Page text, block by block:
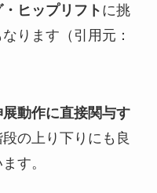
ヒップリフトに挑
ります（引用元：
動作に直接関与す
の上り下りにも良
す。